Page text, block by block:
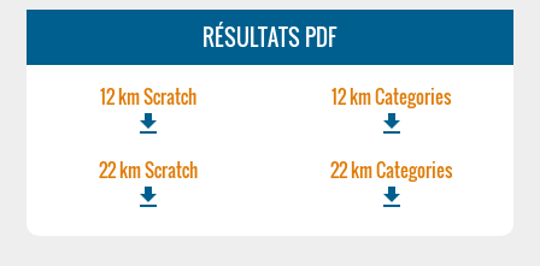
RÉSULTATS PDF
12 km Scratch
file_download
12 km Categories
file_download
22 km Scratch
file_download
22 km Categories
file_download